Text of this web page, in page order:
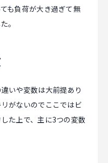
も負荷が大き過ぎて無
。
いや変数は大前提あり
がないのでここではビ
た上で、主に3つの変数